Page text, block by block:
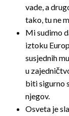
vade, a
tako, tu ne
Mi sudimo
iztoku
susjednih
u
biti sigurno
njegov.
Osveta je